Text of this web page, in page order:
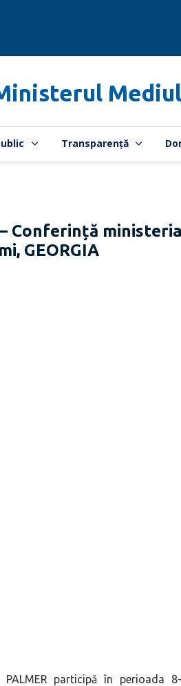
Transparență
– Conferință
GEORGIA
PALMER participă în perioada